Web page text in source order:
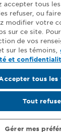
CPA
CPA
CPA
accepter tous
refuser, ou
modifier votre
sur ce site.
de vos
sur les témoins,
et
Gérer mes
Tout
tous les